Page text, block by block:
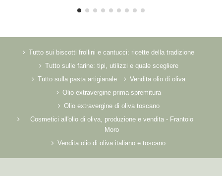
Tutto sui biscotti frollini e cantucci: ricette della tradizione
Tutto sulle farine: tipi, utilizzi e quale scegliere
Tutto sulla pasta artigianale
Vendita olio di oliva
Olio extravergine prima spremitura
Olio extravergine di oliva toscano
Cosmetici all'olio di oliva, produzione e vendita - Frantoio
Moro
Vendita olio di oliva italiano e toscano